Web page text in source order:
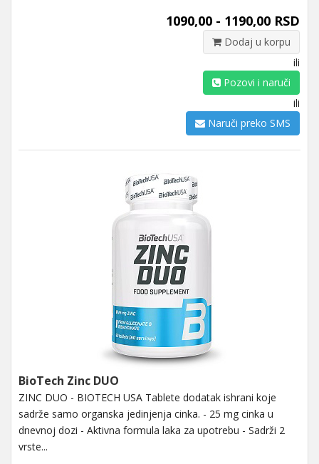
1090,00 - 1190,00 RSD
Dodaj u korpu
ili
Pozovi i naruči
ili
Naruči preko SMS
BioTech Zinc DUO
ZINC DUO - BIOTECH USA Tablete dodatak ishrani koje
sadrže samo organska jedinjenja cinka. - 25 mg cinka u
dnevnoj dozi - Aktivna formula laka za upotrebu - Sadrži 2
vrste...